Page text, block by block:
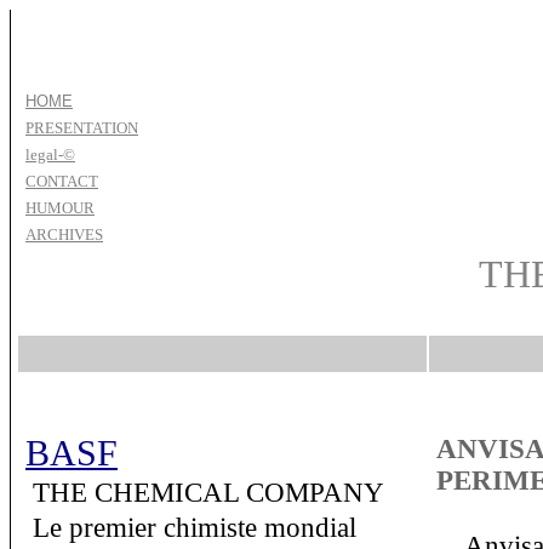
HOME
PRESENTATION
legal-©
CONTACT
HUMOUR
ARCHIVES
BASF
THE CHEMICAL COMPANY
Le premier chimiste mondial